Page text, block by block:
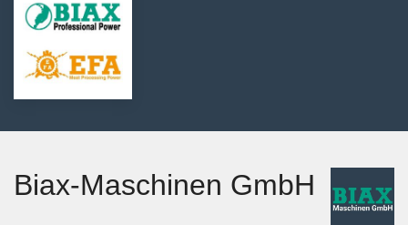
Biax-Maschinen GmbH